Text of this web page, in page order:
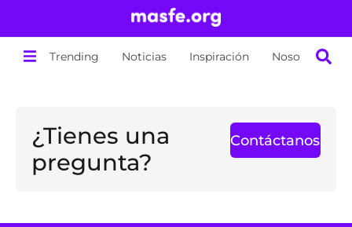
Trending Noticias Inspiración Nosotros
¿Tienes una
pregunta?
Contáctanos